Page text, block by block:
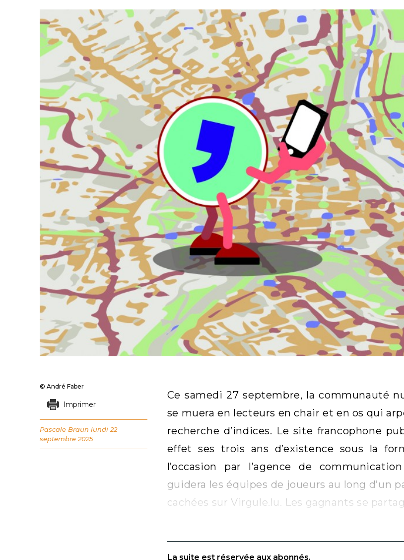
Ce samedi 27 septembre, la communauté
se muera en lecteurs en chair et en os qui
recherche d’indices. Le site francophone
effet ses trois ans d’existence sous la
l’occasion par l’agence de
guidera les équipes de joueurs au long d’un
cachées sur Virgule.lu. Les gagnants se
La suite est réservée aux abonnés.
© André Faber
Imprimer
Pascale Braun lundi 22
septembre 2025